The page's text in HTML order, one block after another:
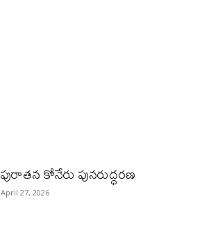
పురాత‌న కోనేరు పున‌రుద్ధ‌ర‌ణ
April 27, 2026